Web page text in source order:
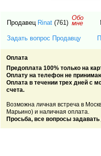
Продавец Rinat (761)
Обо
мне
Задать вопрос Продавцу
Оплата
Предоплата 100% только на
Оплату на телефон не
Оплата в течении трех дней с
счета.
Возможна личная встреча в
Марьино) и наличная оплата.
Просьба, все вопросы задавать